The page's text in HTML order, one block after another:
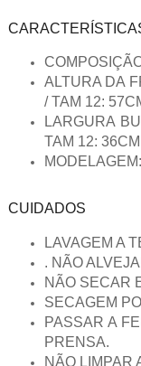
ALTURA DA
/ TAM 12:
LARGURA
TAM 12:
CUIDADOS
LAVAGEM A
. NÃO
NÃO SECAR
SECAGEM
PASSAR A
PRENSA.
NÃO LIMPAR